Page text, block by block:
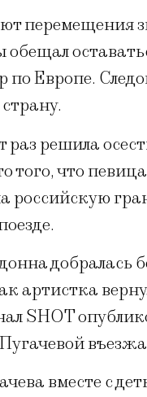
перемещения
по Европе.
раз решила
того, что
российскую
добралась
артистка
SHOT
вместе с